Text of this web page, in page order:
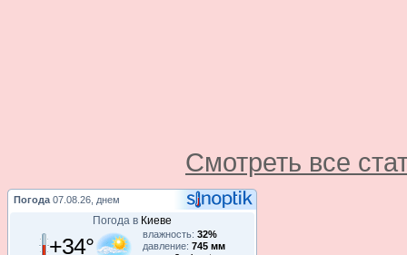
Смотреть все
Погода 07.08.26, днем
Погода в Киеве
+34° влажность: 32%
давление: 745 мм